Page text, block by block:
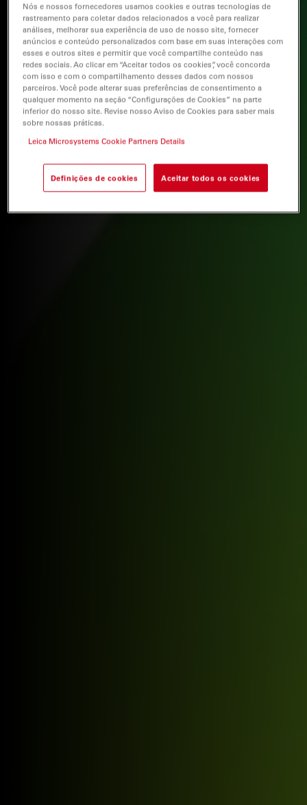
Nós e nossos fornecedores usamos cookies e outras tecnologias de
rastreamento para coletar dados relacionados a você para realizar
análises, melhorar sua experiência de uso de nosso site, fornecer
anúncios e conteúdo personalizados com base em suas interações com
esses e outros sites e permitir que você compartilhe conteúdo nas
redes sociais. Ao clicar em “Aceitar todos os cookies”, você concorda
com isso e com o compartilhamento desses dados com nossos
parceiros. Você pode alterar suas preferências de consentimento a
qualquer momento na seção “Configurações de Cookies” na parte
inferior do nosso site. Revise nosso Aviso de Cookies para saber mais
sobre nossas práticas.
Leica Microsystems Cookie Partners Details
Definições de cookies Aceitar todos os cookies